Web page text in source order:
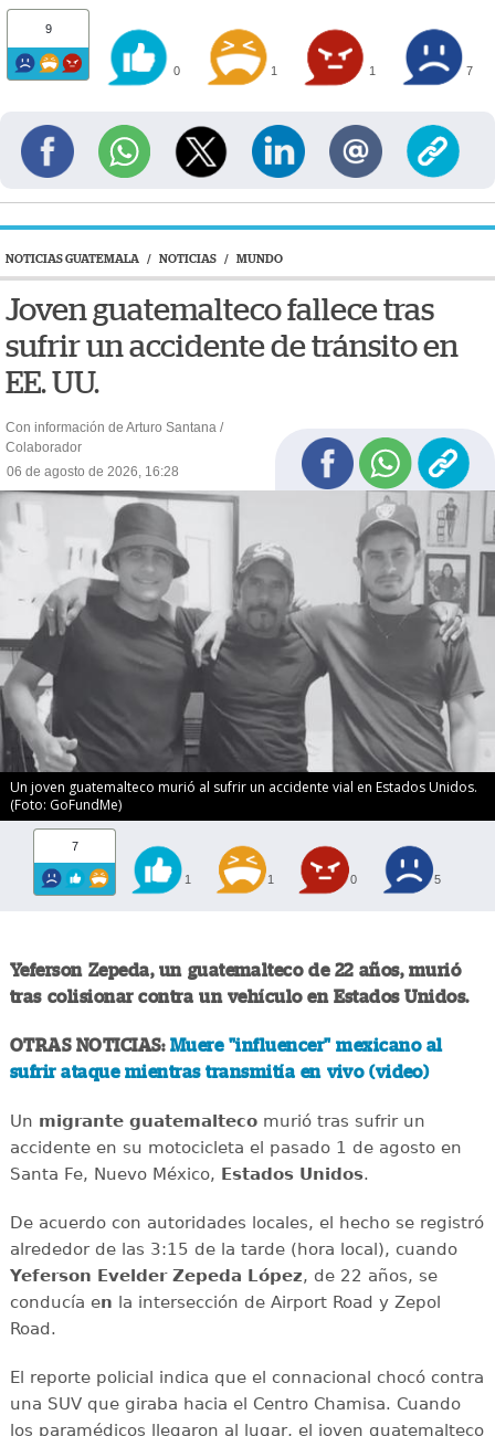
9
0 1 1 7
NOTICIAS GUATEMALA / NOTICIAS / MUNDO
Joven guatemalteco fallece tras
sufrir un accidente de tránsito en
EE. UU.
Con información de Arturo Santana /
Colaborador
06 de agosto de 2026, 16:28
Un joven guatemalteco murió al sufrir un accidente vial en Estados Unidos.
(Foto: GoFundMe)
7
1 1 0 5
Yeferson Zepeda, un guatemalteco de 22 años, murió
tras colisionar contra un vehículo en Estados Unidos.
OTRAS NOTICIAS: Muere "influencer" mexicano al
sufrir ataque mientras transmitía en vivo (video)
Un migrante guatemaltecomurió tras sufrir un
accidente en su motocicleta el pasado 1 de agosto en
Santa Fe, Nuevo México, Estados Unidos.
De acuerdo con autoridades locales, el hecho se registró
alrededor de las 3:15 de la tarde (hora local), cuando
Yeferson Evelder Zepeda López, de 22 años, se
conducía en la intersección de Airport Road y Zepol
Road.
El reporte policial indica que el connacional chocó contra
una SUV que giraba hacia el Centro Chamisa. Cuando
los paramédicos llegaron al lugar, el joven guatemalteco